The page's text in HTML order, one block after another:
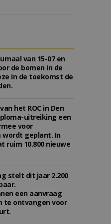
van 15-07 en
de bomen in de
in de toekomst de
het ROC in Den
uitreiking een
voor
wordt geplant. In
ruim 10.800 nieuwe
stelt dit jaar 2.200
een aanvraag
te ontvangen voor